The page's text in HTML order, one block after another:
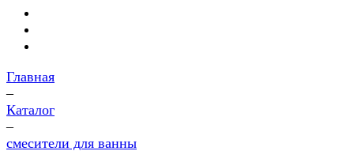
Главная
–
Каталог
–
смесители для ванны